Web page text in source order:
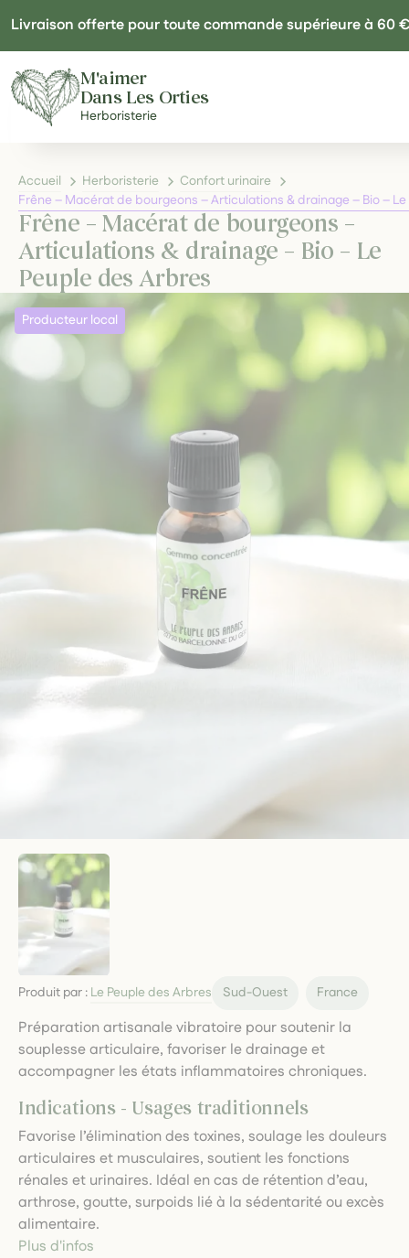
Livraison offerte pour toute commande supérieure à 60 €
M'aimer
Dans Les Orties
Herboristerie
Accueil Herboristerie
Confort urinaire
Frêne – Macérat de bourgeons – Articulations & drainage – Bio –
Frêne – Macérat de bourgeons –
Articulations & drainage – Bio – Le
Peuple des Arbres
Produit par : Le Peuple des Arbres Sud-Ouest France
Préparation artisanale vibratoire pour soutenir la
souplesse articulaire, favoriser le drainage et
accompagner les états inflammatoires chroniques.
Indications - Usages traditionnels
Favorise l’élimination des toxines, soulage les douleurs
articulaires et musculaires, soutient les fonctions
rénales et urinaires. Idéal en cas de rétention d’eau,
arthrose, goutte, surpoids lié à la sédentarité ou excès
alimentaire.
Plus d'infos